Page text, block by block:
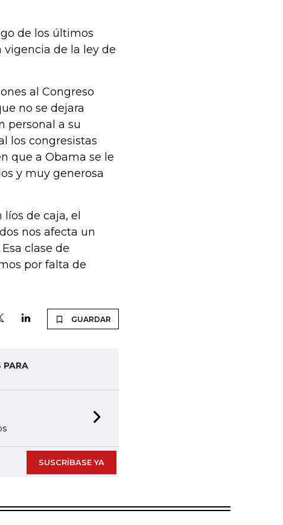
de los últimos
de la ley de
al Congreso
no se dejara
personal a su
los congresistas
que a Obama se le
y muy generosa
de caja, el
nos afecta un
clase de
por falta de
GUARDAR
PARA
SUSCRÍBASE YA